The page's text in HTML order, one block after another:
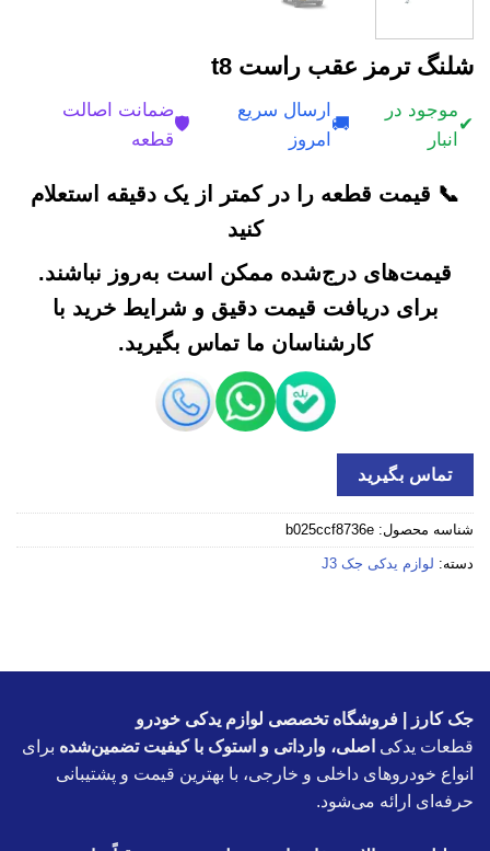
شلنگ ترمز عقب راست t8
✔
موجود در
انبار
🚚
ارسال سریع
امروز
🛡️
ضمانت اصالت
قطعه
📞 قیمت قطعه را در کمتر از یک دقیقه استعلام
کنید
قیمت‌های درج‌شده ممکن است به‌روز نباشند.
برای دریافت قیمت دقیق و شرایط خرید با
کارشناسان ما تماس بگیرید.
تماس بگیرید
شناسه محصول: b025ccf8736e
دسته: لوازم یدکی جک J3
جک کارز | فروشگاه تخصصی لوازم یدکی خودرو
قطعات یدکی اصلی، وارداتی و استوک با کیفیت تضمین‌شده برای
انواع خودروهای داخلی و خارجی، با بهترین قیمت و پشتیبانی
حرفه‌ای ارائه می‌شود.